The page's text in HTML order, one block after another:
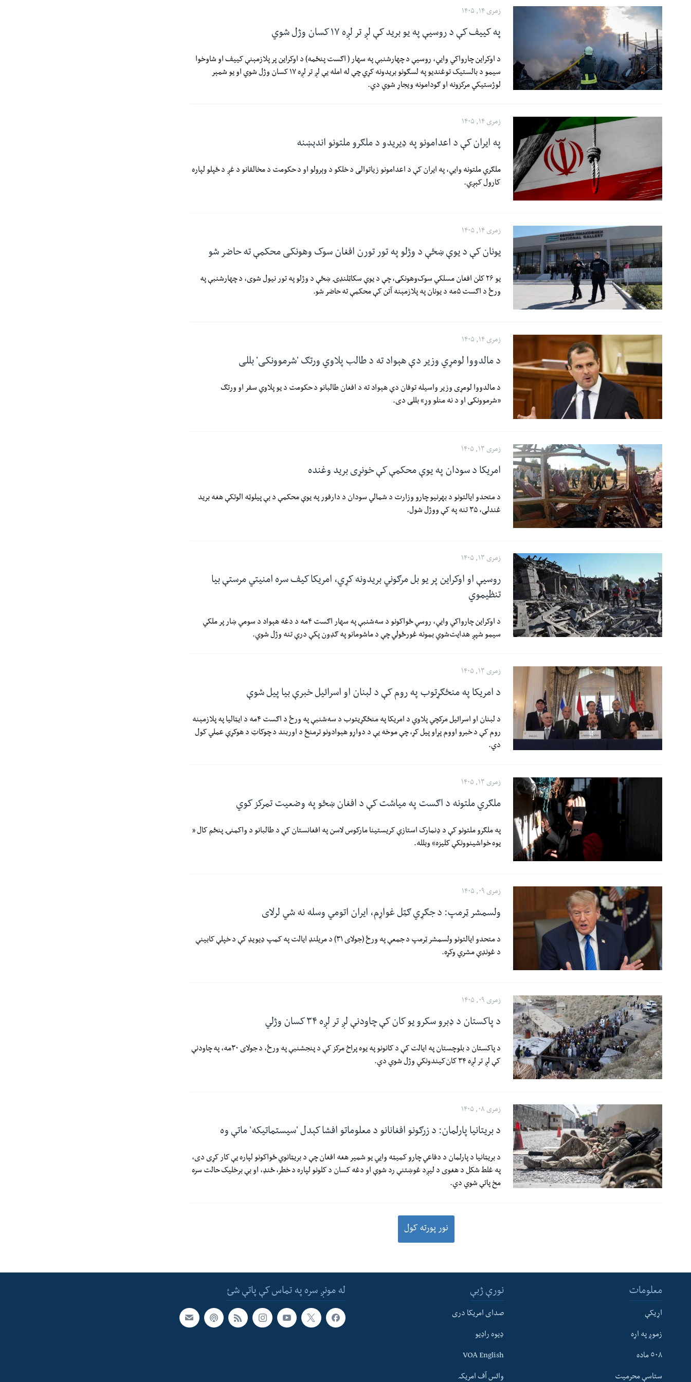
له مونږ سره په تماس کې پاتې شئ
زمری ۱۴, ۱۴۰۵
په کییف کې د روسیې په یو برید کې لږ تر لږه ۱۷ کسان وژل شوي
د اوکراین چارواکي وايي، روسیې د چهارشنبې په سهار ( اګست پنځمه) د اوکراین پر پلازمېنې کییف او شاوخوا
سیمو د بالستیک توغندیو په لسګونو بریدونه کړي چې له امله یې لږ تر لږه ۱۷ کسان وژل شوي او یو شمېر
لوژستیکي مرکزونه او ګودامونه ویجاړ شوي دي.
زمری ۱۴, ۱۴۰۵
په ایران کې د اعدامونو په ډیریدو د ملګرو ملتونو اندېښنه
ملګري ملتونه وايي، په ایران کې د اعدامونو زیاتوالی د خلکو د وېرولو او د حکومت د مخالفانو د غږ د ځپلو لپاره
کارول کېږي.
زمری ۱۴, ۱۴۰۵
یونان کې د یوې ښځې د وژلو په تور تورن افغان سوک وهونکی محکمې ته حاضر شو
یو ۲۶ کلن افغان مسلکي سوک‌وهونکی، چې د یوې سکاټلنډۍ ښځې د وژلو په تور نیول شوی، د چهارشنبې په
ورځ د اګست ۵مه د یونان په پلازمېنه آتن کې محکمې ته حاضر شو.
زمری ۱۴, ۱۴۰۵
د مالدووا لومړي وزیر دې هېواد ته د طالب پلاوي ورتګ 'شرموونکی' بللی
د مالدووا لومړی وزیر واسیله توفان دې هېواد ته د افغان طالبانو د حکومت د یو پلاوي سفر او ورتګ
«شرموونکی او د نه منلو وړ» بللی دی.
زمری ۱۳, ۱۴۰۵
امریکا د سودان په یوې محکمې کې خونړی برید وغنده
د متحدو ایالتونو د بهرنیو چارو وزارت د شمالي سودان د دارفور په یوې محکمې د بې پیلوټه الوتکې هغه برید
غندلی، ۳۵ تنه په کې ووژل شول.
زمری ۱۳, ۱۴۰۵
روسیې او اوکراین پر یو بل مرګوني بریدونه کړي، امریکا کیف سره امنیتي مرستې بیا
تنظیموي
د اوکراین چارواکي وايي، روسي ځواکونو د سه‌شنبې په سهار اګست ۴مه د دغه هېواد د سومي ښار پر ملکي
سیمو شپږ هدایت‌شوي بمونه غورځولي چې د ماشومانو په ګډون پکې درې تنه وژل شوي.
زمری ۱۳, ۱۴۰۵
د امریکا په منځګړتوب په روم کې د لبنان او اسرائیل خبرې بیا پیل شوې
د لبنان او اسرائیل مرکچي پلاوي د امریکا په منځګړیتوب د سه‌شنبې په ورځ د اګست ۴مه د ایټالیا په پلازمېنه
روم کې د خبرو اووم پړاو پیل کړ، چې موخه یې د دواړو هېوادونو ترمنځ د اوربند د چوکاټ د هوکړې عملي کول
دي.
زمری ۱۳, ۱۴۰۵
ملګري ملتونه د اګست په میاشت کې د افغان ښځو په وضعیت تمرکز کوي
په ملګرو ملتونو کې د ډنمارک استازې کریستینا مارکوس لاسن په افغانستان کې د طالبانو د واکمنۍ پنځم کال «
یوه خواشینوونکې کلیزه» وبلله.
زمری ۰۹, ۱۴۰۵
ولسمشر ټرمپ: د جګړي ګټل غواړم، ایران اتومي وسله نه شي لرلای
د متحدو ایالتونو ولسمشر ټرمپ د جمعې په ورځ (جولای ۳۱) د مریلنډ ایالت په کمپ ډیویډ کې د خپلې کابینې
د غونډې مشري وکړه.
زمری ۰۹, ۱۴۰۵
د پاکستان د ډبرو سکرو یو کان کې چاودنې لږ تر لږه ۳۴ کسان وژلي
د پاکستان د بلوچستان په ایالت کې د کانونو په یوه پراخ مرکز کې د پنجشنبې په ورځ، د جولای ۳۰مه، په چاودنې
کې لږ تر لږه ۳۴ کان‌کیندونکي وژل شوي دي.
زمری ۰۸, ۱۴۰۵
د بریتانیا پارلمان: د زرګونو افغانانو د معلوماتو افشا کېدل 'سیستماتیکه' ماتې وه
د بریټانیا د پارلمان د دفاعي چارو کمیټه وایي یو شمیر هغه افغان چې د بریټانوي ځواکونو لپاره یې کار کړی دی،
په غلط شکل د هغوی د لیږد غوښتنې رد شوې او دغه کسان د کلونو لپاره د خطر، ځنډ، او بې برخلیک حالت سره
مخ پاتې شوي دي.
نور پورته کول
له مونږ سره په تماس کې پاتې شئ معلومات
اړیکې
زموږ په اړه
٥٠٨ ماده
ستاسې محرمیت
نورې ژبې
صدای امریکا دری
ډیوه راډیو
VOA English
وائس آف امریکہ